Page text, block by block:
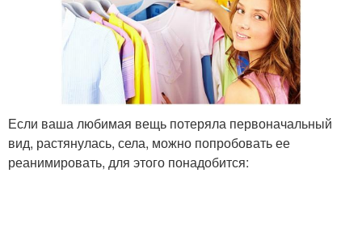
Если ваша любимая вещь потеряла первоначальный
вид, растянулась, села, можно попробовать ее
реанимировать, для этого понадобится: